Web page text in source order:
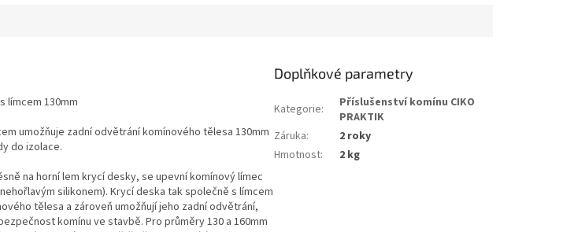
límcem 130mm
umožňuje zadní odvětrání komínového tělesa 130mm
do izolace.
na horní lem krycí desky, se upevní komínový límec
silikonem). Krycí deska tak společně s límcem
tělesa a zároveň umožňují jeho zadní odvětrání,
komínu ve stavbě. Pro průměry 130 a 160mm
Doplňkové parametry
Kategorie:
Příslušenství komínu CIKO
PRAKTIK
Záruka:
2 roky
Hmotnost: 2 kg